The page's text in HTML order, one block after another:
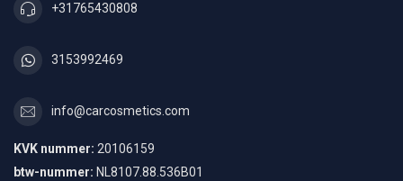
+31765430808
3153992469
info@carcosmetics.com
KVK nummer: 20106159
btw-nummer: NL8107.88.536B01